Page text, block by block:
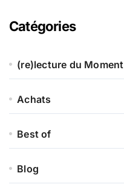
Catégories
(re)lecture du Moment
Achats
Best of
Blog